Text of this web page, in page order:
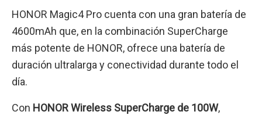
HONOR Magic4 Pro cuenta con una gran batería de
4600mAh que, en la combinación SuperCharge
más potente de HONOR, ofrece una batería de
duración ultralarga y conectividad durante todo el
día.
Con HONOR Wireless SuperCharge de 100W,